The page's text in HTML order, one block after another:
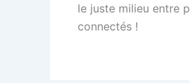
le juste milieu entre
connectés !